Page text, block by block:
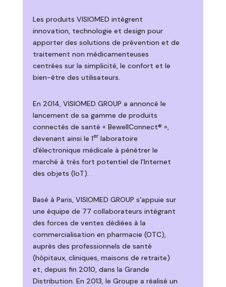
Les produits VISIOMED intègrent
innovation, technologie et design pour
apporter des solutions de prévention et de
traitement non médicamenteuses
centrées sur la simplicité, le confort et le
bien-être des utilisateurs.
En 2014, VISIOMED GROUP a annoncé le
lancement de sa gamme de produits
connectés de santé « BewellConnect® »,
devenant ainsi le 1erlaboratoire
d'électronique médicale à pénétrer le
marché à très fort potentiel de l'Internet
des objets (IoT).
Basé à Paris, VISIOMED GROUP s'appuie sur
une équipe de 77 collaborateurs intégrant
des forces de ventes dédiées à la
commercialisation en pharmacie (OTC),
auprès des professionnels de santé
(hôpitaux, cliniques, maisons de retraite)
et, depuis fin 2010, dans la Grande
Distribution. En 2013, le Groupe a réalisé un